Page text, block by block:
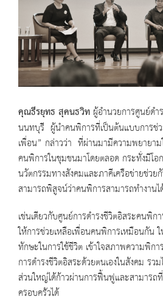
คุณธีรยุทธ สุคนธวิทผู้อำนวยการศูนย์ด
นนทบุรี ผู้นำคนพิการที่เป็นต้นแบบการช่
เพื่อน” กล่าวว่า ที่ผ่านมามีความพยายาม
คนพิการในชุมชนมาโดยตลอด กระทั่งมีโอ
นวัตกรรมทางสังคมและภาคีเครือข่ายช่วย
สามารถพิสูจน์ว่าคนพิการสามารถทำงานไ
เช่นเดียวกับศูนย์การดำรงชีวิตอิสระคนพิ
ให้การช่วยเหลือเพื่อนคนพิการเหมือนกัน
ทักษะในการใช้ชีวิต เข้าใจสภาพความพิกา
การดำรงชีวิตอิสระด้วยตนเองในสังคม ร
ส่วนใหญ่ได้ก้าวผ่านการฟื้นฟูและสามารถ
ครอบครัวได้